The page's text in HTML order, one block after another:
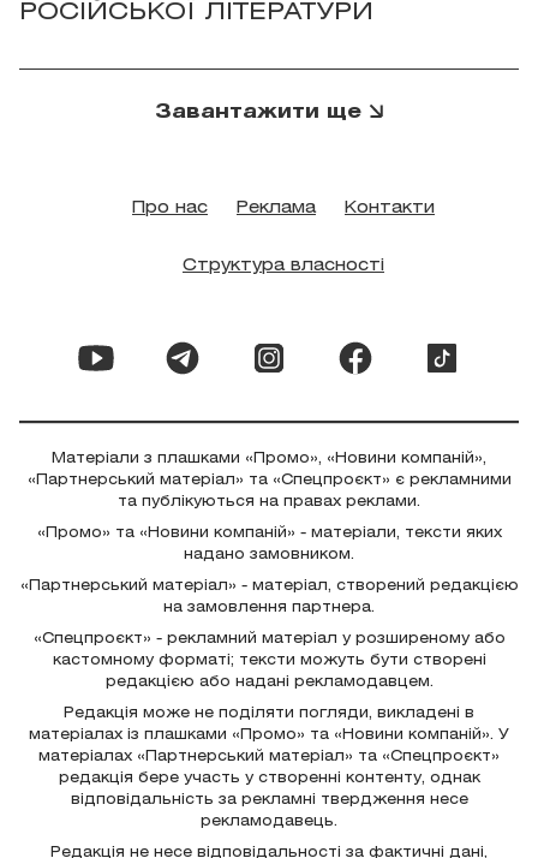
РОСІЙСЬКОЇ ЛІТЕРАТУРИ
Завантажити ще
Про нас Реклама Контакти
Структура власності
Матеріали з плашками «Промо», «Новини компаній»,
«Партнерський матеріал» та «Спецпроєкт» є рекламними
та публікуються на правах реклами.
«Промо» та «Новини компаній» - матеріали, тексти яких
надано замовником.
«Партнерський матеріал» - матеріал, створений редакцією
на замовлення партнера.
«Спецпроєкт» - рекламний матеріал у розширеному або
кастомному форматі; тексти можуть бути створені
редакцією або надані рекламодавцем.
Редакція може не поділяти погляди, викладені в
матеріалах із плашками «Промо» та «Новини компаній». У
матеріалах «Партнерський матеріал» та «Спецпроєкт»
редакція бере участь у створенні контенту, однак
відповідальність за рекламні твердження несе
рекламодавець.
Редакція не несе відповідальності за фактичні дані,